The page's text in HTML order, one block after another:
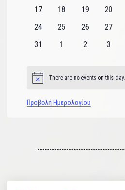
0
17
0
18
0
19
0
20
0
24
0
25
0
26
0
27
0
31
0
1
0
2
0
3
Notice There are no events on this day.
Προβολή Ημερολογίου